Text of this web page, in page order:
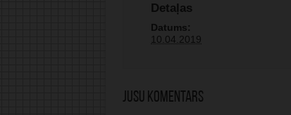
Detaļas
Datums:
10.04.2019
Jūsu komentārs